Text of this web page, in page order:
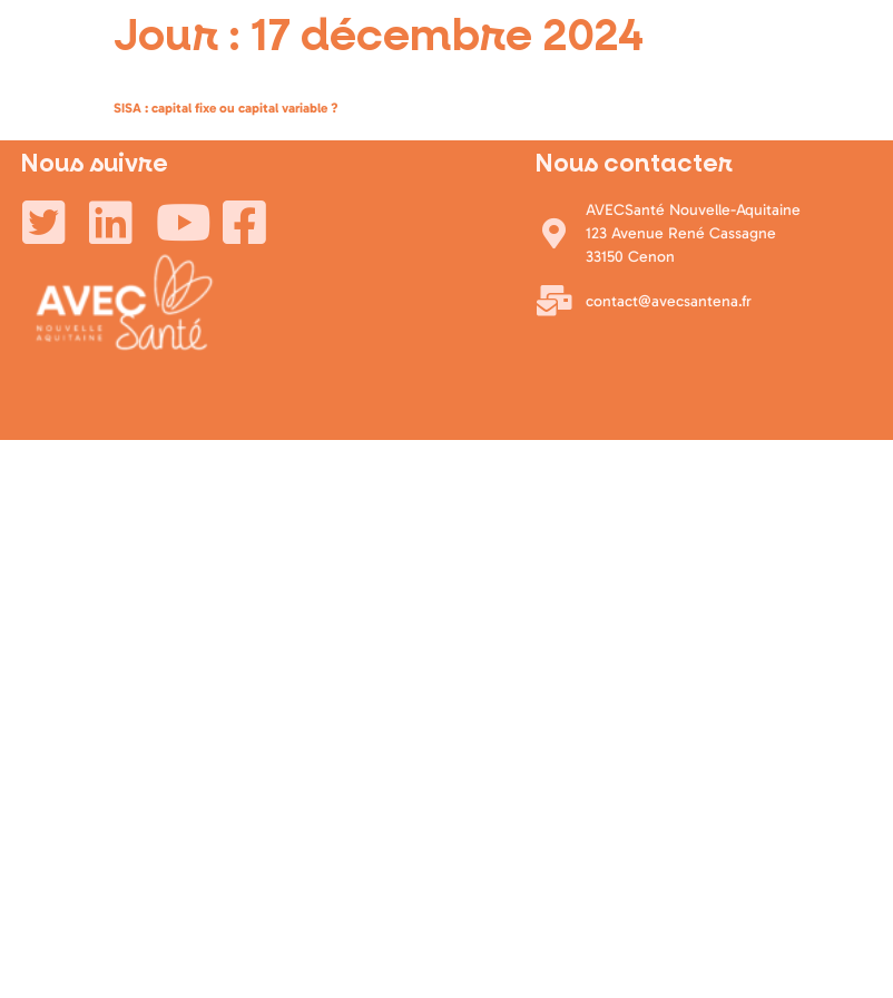
Jour : 17 décembre 2024
SISA : capital fixe ou capital variable ?
Nous suivre Nous contacter
AVECSanté Nouvelle-Aquitaine
123 Avenue René Cassagne
33150 Cenon
contact@avecsantena.fr